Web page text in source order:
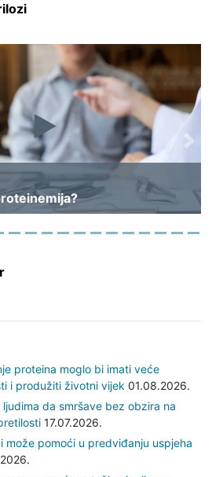
Next
proteina moglo bi imati veće
i produžiti životni vijek 01.08.2026.
da smršave bez obzira na
17.07.2026.
može pomoći u predviđanju uspjeha